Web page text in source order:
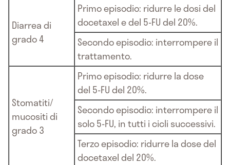
Diarrea di
grado 4
Primo episodio: ridurre le dosi del
docetaxel e del 5-FU del 20%.
Secondo episodio: interrompere il
trattamento.
Stomatiti/
mucositi di
grado 3
Primo episodio: ridurre la dose
del 5-FU del 20%.
Secondo episodio: interrompere il
solo 5-FU, in tutti i cicli successivi.
Terzo episodio: ridurre la dose del
docetaxel del 20%.